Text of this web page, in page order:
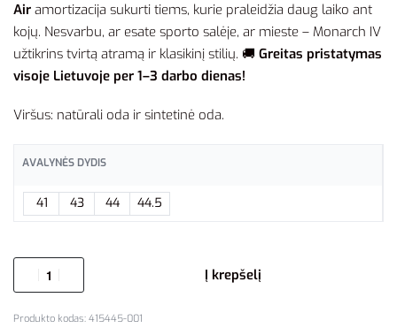
Air amortizacija sukurti tiems, kurie praleidžia daug laiko ant
kojų. Nesvarbu, ar esate sporto salėje, ar mieste – Monarch IV
užtikrins tvirtą atramą ir klasikinį stilių. 🚚 Greitas pristatymas
visoje Lietuvoje per 1–3 darbo dienas!
Viršus: natūrali oda ir sintetinė oda.
AVALYNĖS DYDIS
41 43 44 44.5
Į krepšelį
415445-001